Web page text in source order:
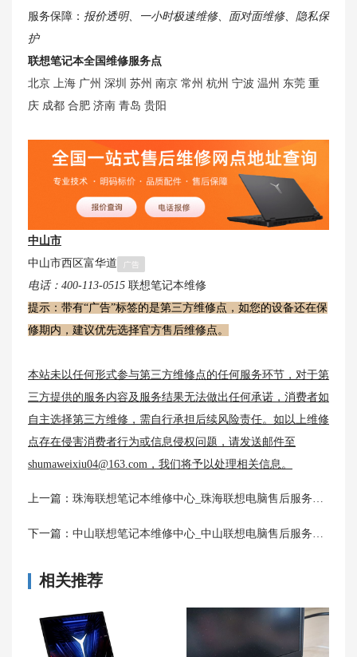
服务保障： 报价透明、一小时极速维修、面对面维修、隐私保
护
联想笔记本全国维修服务点
北京 上海 广州 深圳 苏州 南京 常州 杭州 宁波 温州 东莞 重
庆 成都 合肥 济南 青岛 贵阳
中山市
中山市西区富华道
电话：400-113-0515 联想笔记本维修
提示：带有“广告”标签的是第三方维修点，如您的设备还在保
修期内，建议优先选择官方售后维修点。
本站未以任何形式参与第三方维修点的任何服务环节，对于第
三方提供的服务内容及服务结果无法做出任何承诺，消费者如
自主选择第三方维修，需自行承担后续风险责任。如以上维修
点存在侵害消费者行为或信息侵权问题，请发送邮件至
shumaweixiu04@163.com，我们将予以处理相关信息。
上一篇： 珠海联想笔记本维修中心_珠海联想电脑售后服务网点|售后电话
下一篇： 中山联想笔记本维修中心_中山联想电脑售后服务网点|售后电话
相关推荐